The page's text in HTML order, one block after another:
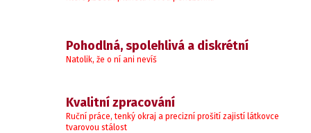
Pohodlná, spolehlivá a diskrétní
Natolik, že o ní ani nevíš
Kvalitní zpracování
Ruční práce, tenký okraj a precizní prošití zajistí látkovce
tvarovou stálost